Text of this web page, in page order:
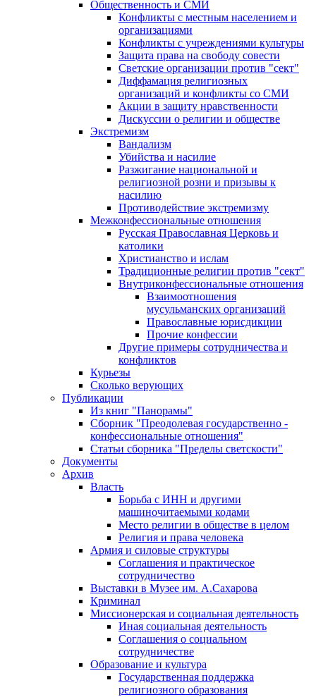
Общественность и СМИ
Конфликты с местным населением и
организациями
Конфликты с учреждениями культуры
Защита права на свободу совести
Светские организации против "сект"
Диффамация религиозных
организаций и конфликты со СМИ
Акции в защиту нравственности
Дискуссии о религии и обществе
Экстремизм
Вандализм
Убийства и насилие
Разжигание национальной и
религиозной розни и призывы к
насилию
Противодействие экстремизму
Межконфессиональные отношения
Русская Православная Церковь и
католики
Христианство и ислам
Традиционные религии против "сект"
Внутриконфессиональные отношения
Взаимоотношения
мусульманских организаций
Православные юрисдикции
Прочие конфессии
Другие примеры сотрудничества и
конфликтов
Курьезы
Сколько верующих
Публикации
Из книг "Панорамы"
Сборник "Преодолевая государственно -
конфессиональные отношения"
Статьи сборника "Пределы светскости"
Документы
Архив
Власть
Борьба с ИНН и другими
машиночитаемыми кодами
Место религии в обществе в целом
Религия и права человека
Армия и силовые структуры
Соглашения и практическое
сотрудничество
Выставки в Музее им. А.Сахарова
Криминал
Миссионерская и социальная деятельность
Иная социальная деятельность
Соглашения о социальном
сотрудничестве
Образование и культура
Государственная поддержка
религиозного образования